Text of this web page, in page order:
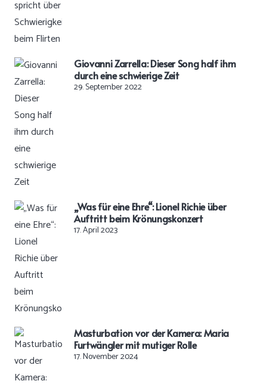
Giovanni Zarrella: Dieser Song half ihm
durch eine schwierige Zeit
29. September 2022
„Was für eine Ehre“: Lionel Richie über
Auftritt beim Krönungskonzert
17. April 2023
Masturbation vor der Kamera: Maria
Furtwängler mit mutiger Rolle
17. November 2024